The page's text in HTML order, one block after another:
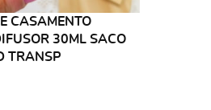
CASAMENTO
30ML SACO
TRANSP